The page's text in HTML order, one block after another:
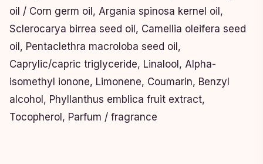
oil / Corn germ oil, Argania spinosa kernel oil,
Sclerocarya birrea seed oil, Camellia oleifera seed
oil, Pentaclethra macroloba seed oil,
Caprylic/capric triglyceride, Linalool, Alpha-
isomethyl ionone, Limonene, Coumarin, Benzyl
alcohol, Phyllanthus emblica fruit extract,
Tocopherol, Parfum / fragrance